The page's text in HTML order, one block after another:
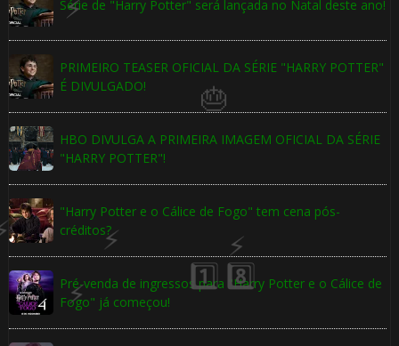
Série de "Harry Potter" será lançada no Natal deste ano!
PRIMEIRO TEASER OFICIAL DA SÉRIE "HARRY POTTER"
É DIVULGADO!
HBO DIVULGA A PRIMEIRA IMAGEM OFICIAL DA SÉRIE
"HARRY POTTER"!
"Harry Potter e o Cálice de Fogo" tem cena pós-
créditos?
Pré-venda de ingressos para "Harry Potter e o Cálice de
Fogo" já começou!
1️⃣ 8️⃣
🎈